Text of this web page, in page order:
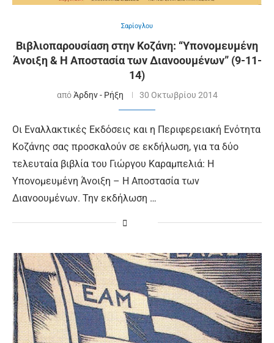
Σαρίογλου
Βιβλιοπαρουσίαση στην Κοζάνη: “Υπονομευμένη
Άνοιξη & Η Αποστασία των Διανοουμένων” (9-11-
14)
απόΆρδην - Ρήξη 30 Οκτωβρίου 2014
Οι Εναλλακτικές Εκδόσεις και η Περιφερειακή Ενότητα
Κοζάνης σας προσκαλούν σε εκδήλωση, για τα δύο
τελευταία βιβλία του Γιώργου Καραμπελιά: Η
Υπονομευμένη Άνοιξη – Η Αποστασία των
Διανοουμένων. Την εκδήλωση …